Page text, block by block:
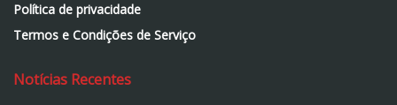
Política de privacidade
Termos e Condições de Serviço
Notícias Recentes